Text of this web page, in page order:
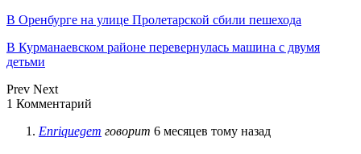
В Оренбурге на улице Пролетарской сбили пешехода
В Курманаевском районе перевернулась машина с двумя
детьми
Prev Next
1 Комментарий
Enriquegem говорит 6 месяцев тому назад